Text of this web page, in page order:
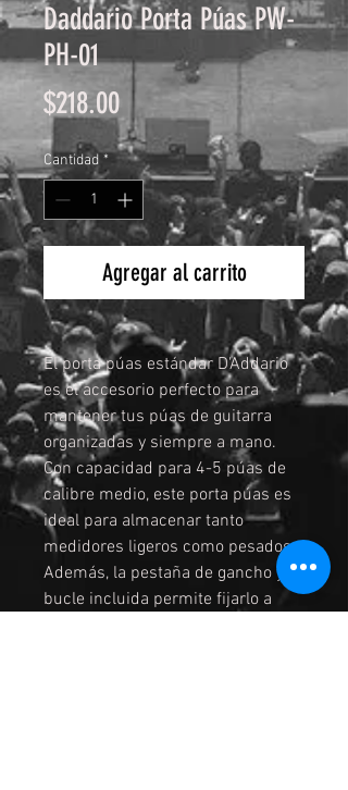
Daddario Porta Púas PW-
PH-01
$218.00Precio
Cantidad *
Agregar al carrito
El porta púas estándar D'Addario
es el accesorio perfecto para
mantener tus púas de guitarra
organizadas y siempre a mano.
Con capacidad para 4-5 púas de
calibre medio, este porta púas es
ideal para almacenar tanto
medidores ligeros como pesados.
Además, la pestaña de gancho y
bucle incluida permite fijarlo a